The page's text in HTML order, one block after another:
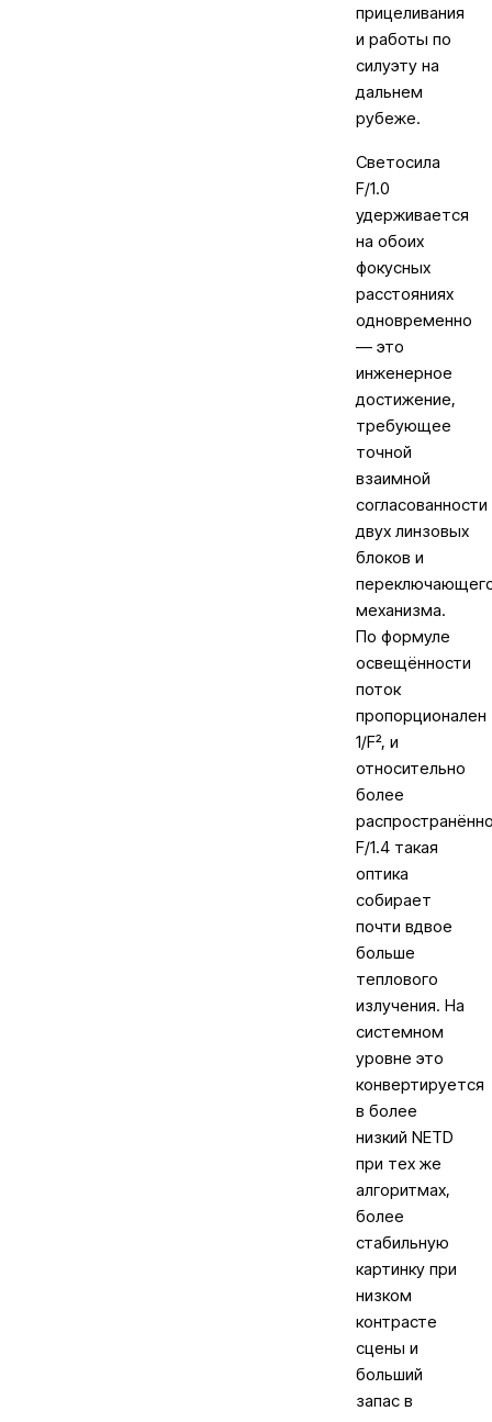
прицеливания
и работы по
силуэту на
дальнем
рубеже.
Светосила
F/1.0
удерживается
на обоих
фокусных
расстояниях
одновременно
— это
инженерное
достижение,
требующее
точной
взаимной
согласованности
двух линзовых
блоков и
механизма.
По формуле
освещённости
поток
пропорционален
1/F², и
относительно
более
F/1.4 такая
оптика
собирает
почти вдвое
больше
теплового
излучения. На
системном
уровне это
конвертируется
в более
низкий NETD
при тех же
алгоритмах,
более
стабильную
картинку при
низком
контрасте
сцены и
больший
запас в